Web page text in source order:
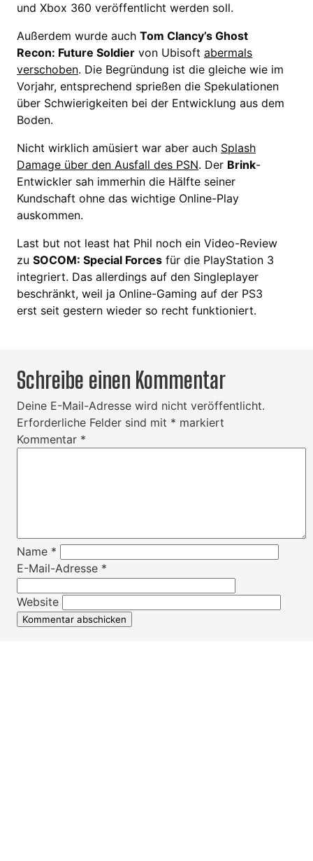
und Xbox 360 veröffentlicht werden soll.
Außerdem wurde auch Tom Clancy’s Ghost
Recon: Future Soldier von Ubisoft abermals
verschoben. Die Begründung ist die gleiche wie im
Vorjahr, entsprechend sprießen die Spekulationen
über Schwierigkeiten bei der Entwicklung aus dem
Boden.
Nicht wirklich amüsiert war aber auch Splash
Damage über den Ausfall des PSN. Der Brink-
Entwickler sah immerhin die Hälfte seiner
Kundschaft ohne das wichtige Online-Play
auskommen.
Last but not least hat Phil noch ein Video-Review
zu SOCOM: Special Forces für die PlayStation 3
integriert. Das allerdings auf den Singleplayer
beschränkt, weil ja Online-Gaming auf der PS3
erst seit gestern wieder so recht funktioniert.
Schreibe einen Kommentar
Deine E-Mail-Adresse wird nicht veröffentlicht.
Erforderliche Felder sind mit * markiert
Kommentar *
Name *
E-Mail-Adresse *
Website